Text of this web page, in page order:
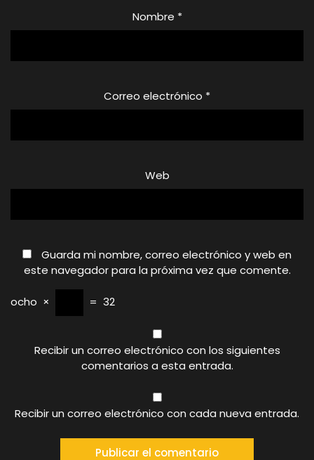
Nombre *
Correo electrónico *
Web
Guarda mi nombre, correo electrónico y web en
este navegador para la próxima vez que comente.
ocho × = 32
Recibir un correo electrónico con los siguientes
comentarios a esta entrada.
Recibir un correo electrónico con cada nueva entrada.